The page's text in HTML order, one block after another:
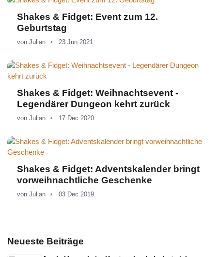
Shakes & Fidget: Event zum 12.
Geburtstag
von Julian 23 Jun 2021
Shakes & Fidget: Weihnachtsevent -
Legendärer Dungeon kehrt zurück
von Julian 17 Dec 2020
Shakes & Fidget: Adventskalender bringt
vorweihnachtliche Geschenke
von Julian 03 Dec 2019
Neueste Beiträge